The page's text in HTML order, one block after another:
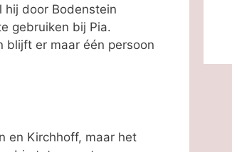
door Bodenstein
gebruiken bij Pia.
blijft er maar één persoon
en Kirchhoff, maar het